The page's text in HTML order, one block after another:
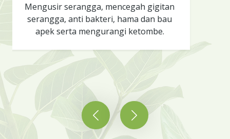
gigitan
dan bau
Bersifat analgesic dan anti
aromanya menghilangkan
dan stress.